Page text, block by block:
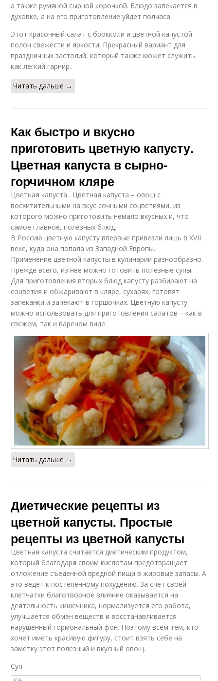
а также румяной сырной корочкой. Блюдо запекается в
духовке, а на его приготовление уйдет полчаса.
Этот красочный салат с брокколи и цветной капустой
полон свежести и яркости! Прекрасный вариант для
праздничных застолий, который также может служить
как легкий гарнир.
Читать дальше →
Как быстро и вкусно
приготовить цветную капусту.
Цветная капуста в сырно-
горчичном кляре
Цветная капуста . Цветная капуста – овощ с
восхитительными на вкус сочными соцветиями, из
которого можно приготовить немало вкусных и, что
самое главное, полезных блюд.
В Россию цветную капусту впервые привезли лишь в XVII
веке, куда она попала из Западной Европы.
Применение цветной капусты в кулинарии разнообразно.
Прежде всего, из нее можно готовить полезные супы.
Для приготовления вторых блюд капусту разбирают на
соцветия и обжаривают в кляре, сухарях, готовят
запеканки и запекают в горшочках. Цветную капусту
можно использовать для приготовления салатов – как в
свежем, так и вареном виде.
Читать дальше →
Диетические рецепты из
цветной капусты. Простые
рецепты из цветной капусты
Цветная капуста считается диетическим продуктом,
который благодаря своим кислотам предотвращает
отложение съеденной вредной пищи в жировые запасы. А
это ведет к постепенному похудению. За счет своей
клетчатки благотворное влияние оказывается на
деятельность кишечника, нормализуется его работа,
улучшается обмен веществ и восстанавливается
нарушенный гормональный фон. Поэтому всем тем, кто
хочет иметь красивую фигуру, стоит взять себе на
заметку этот полезный и вкусный овощ.
Суп